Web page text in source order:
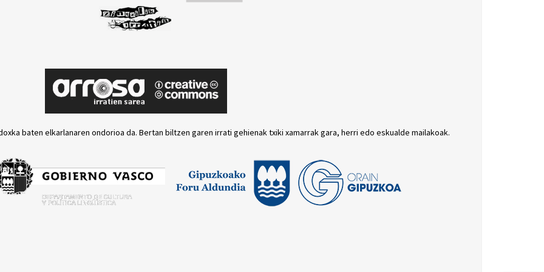
baten elkarlanaren ondorioa da. Bertan biltzen garen irrati gehienak txiki xamarrak gara, herri edo eskualde mailakoak.